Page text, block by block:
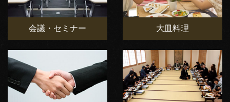
会議・セミナー 大皿料理